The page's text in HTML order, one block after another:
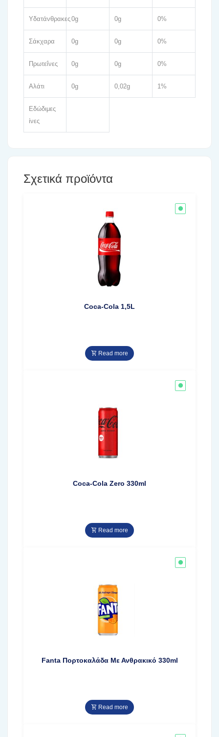
Υδατάνθρακες0g 0g 0%
Σάκχαρα 0g 0g 0%
Πρωτεΐνες 0g 0g 0%
Αλάτι 0g 0,02g 1%
Εδώδιμες
ίνες
Σχετικά προϊόντα
Coca-Cola 1,5L
Read more
Coca-Cola Zero 330ml
Read more
Fanta Πορτοκαλάδα Με Ανθρακικό 330ml
Read more